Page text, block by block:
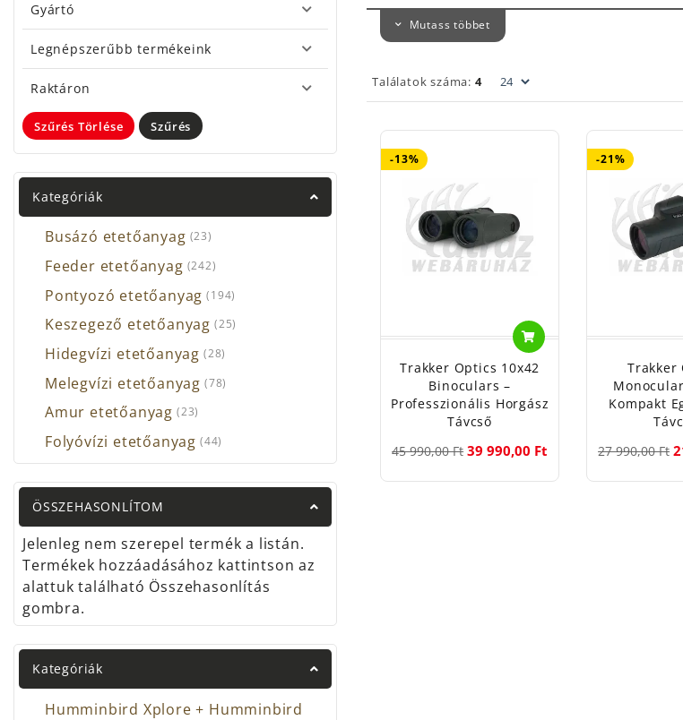
Gyártó
Legnépszerűbb termékeink
Raktáron
Szűrés Törlése Szűrés
Kategóriák
Busázó etetőanyag (23)
Feeder etetőanyag (242)
Pontyozó etetőanyag (194)
Keszegező etetőanyag (25)
Hidegvízi etetőanyag (28)
Melegvízi etetőanyag (78)
Amur etetőanyag (23)
Folyóvízi etetőanyag (44)
ÖSSZEHASONLÍTOM
Jelenleg nem szerepel termék a listán.
Termékek hozzáadásához kattintson az
alattuk található Összehasonlítás
gombra.
Kategóriák
Humminbird Xplore + Humminbird
Nem játék, használja körültekintően!
Mutass többet
Találatok száma: 4
-13%
Trakker Optics 10x42
Binoculars –
Professzionális Horgász
Távcső
45 990,00 Ft 39 990,00 Ft
-21%
Trakker
Kompakt
27 990,00 Ft